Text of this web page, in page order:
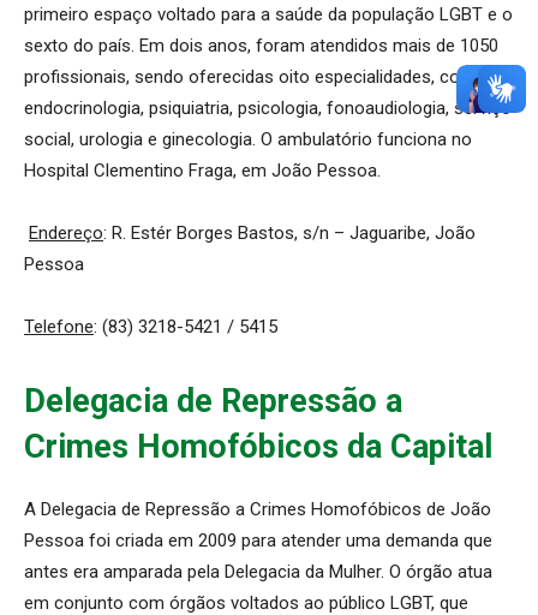
primeiro espaço voltado para a saúde da população LGBT e o
sexto do país. Em dois anos, foram atendidos mais de 1050
profissionais, sendo oferecidas oito especialidades, como
endocrinologia, psiquiatria, psicologia, fonoaudiologia, serviço
social, urologia e ginecologia. O ambulatório funciona no
Hospital Clementino Fraga, em João Pessoa.
Endereço: R. Estér Borges Bastos, s/n – Jaguaribe, João
Pessoa
Telefone: (83) 3218-5421 / 5415
Delegacia de Repressão a
Crimes Homofóbicos da Capital
A Delegacia de Repressão a Crimes Homofóbicos de João
Pessoa foi criada em 2009 para atender uma demanda que
antes era amparada pela Delegacia da Mulher. O órgão atua
em conjunto com órgãos voltados ao público LGBT, que